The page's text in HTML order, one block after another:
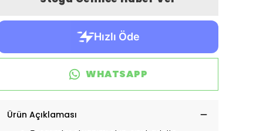
WHATSAPP
Ürün Açıklaması